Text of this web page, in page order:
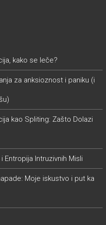
kako se leče?
za anksioznost i paniku (i
kao Spliting: Zašto Dolazi
Entropija Intruzivnih Misli
Moje iskustvo i put ka